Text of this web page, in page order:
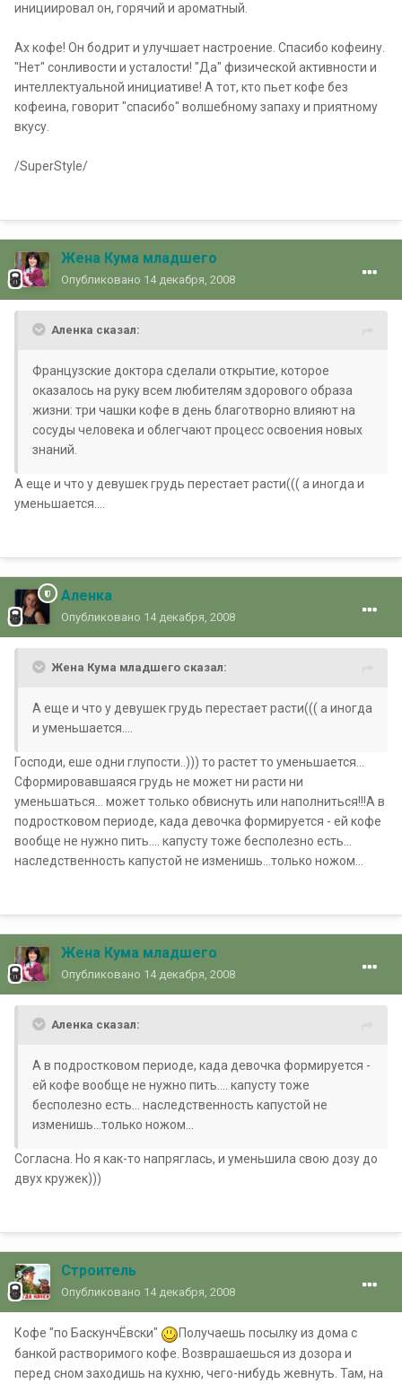
инициировал он, горячий и ароматный.
Ах кофе! Он бодрит и улучшает настроение. Спасибо кофеину.
"Нет" сонливости и усталости! "Да" физической активности и
интеллектуальной инициативе! А тот, кто пьет кофе без
кофеина, говорит "спасибо" волшебному запаху и приятному
вкусу.
/SuperStyle/
Жена Кума младшего
Опубликовано 14 декабря, 2008
Аленка сказал:
Французские доктора сделали открытие, которое
оказалось на руку всем любителям здорового образа
жизни: три чашки кофе в день благотворно влияют на
сосуды человека и облегчают процесс освоения новых
знаний.
А еще и что у девушек грудь перестает расти((( а иногда и
уменьшается....
Аленка
Опубликовано 14 декабря, 2008
Жена Кума младшего сказал:
А еще и что у девушек грудь перестает расти((( а иногда
и уменьшается....
Господи, еше одни глупости..))) то растет то уменьшается...
Сформировавшаяся грудь не может ни расти ни
уменьшаться... может только обвиснуть или наполниться!!!А в
подростковом периоде, када девочка формируется - ей кофе
вообще не нужно пить.... капусту тоже бесполезно есть...
наследственность капустой не изменишь...только ножом...
Жена Кума младшего
Опубликовано 14 декабря, 2008
Аленка сказал:
А в подростковом периоде, када девочка формируется -
ей кофе вообще не нужно пить.... капусту тоже
бесполезно есть... наследственность капустой не
изменишь...только ножом...
Согласна. Но я как-то напряглась, и уменьшила свою дозу до
двух кружек)))
Строитель
Опубликовано 14 декабря, 2008
Кофе "по БаскунчЁвски"
Получаешь посылку из дома с
банкой растворимого кофе. Возврашаешься из дозора и
перед сном заходишь на кухню, чего-нибудь жевнуть. Там, на